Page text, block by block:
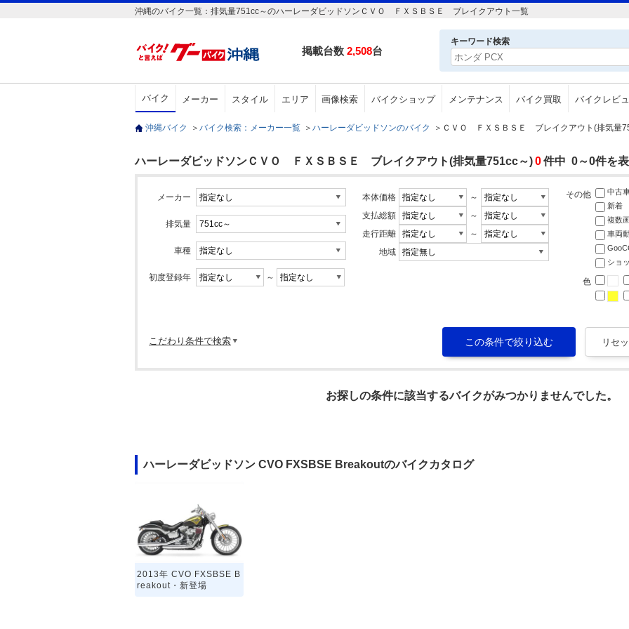
沖縄のバイク一覧：排気量751cc～のハーレーダビッドソンＣＶＯ ＦＸＳＢＳＥ ブレイクアウト一覧
掲載台数 2,508台
キーワード検索
バイク メーカー スタイル エリア 画像検索 バイクショップ メンテナンス バイク買取 バイクレビ
沖縄バイク ＞ バイク検索：メーカー一覧 ＞ ハーレーダビッドソンのバイク ＞ ＣＶＯ ＦＸＳＢＳＥ ブレイクアウト(排気量
ハーレーダビッドソンＣＶＯ ＦＸＳＢＳＥ ブレイクアウト(排気量751cc～)0件中 0～0件を
メーカー
排気量
車種
初度登録年 ～
本体価格
～
支払総額
～
走行距離
～
地域
その他 中古
新着
複数
車両
ショ
色
こだわり条件で検索
お探しの条件に該当するバイクがみつかりませんでした。
ハーレーダビッドソン CVO FXSBSE Breakoutのバイクカタログ
2013年 CVO FXSBSE B
reakout・新登場